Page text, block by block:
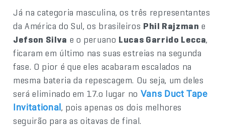
Já na categoria masculina, os três representantes
da América do Sul, os brasileiros Phil Rajzman e
Jefson Silva e o peruano Lucas Garrido Lecca,
ficaram em último nas suas estreias na segunda
fase. O pior é que eles acabaram escalados na
mesma bateria da repescagem. Ou seja, um deles
será eliminado em 17.o lugar no Vans Duct Tape
Invitational , pois apenas os dois melhores
seguirão para as oitavas de final.